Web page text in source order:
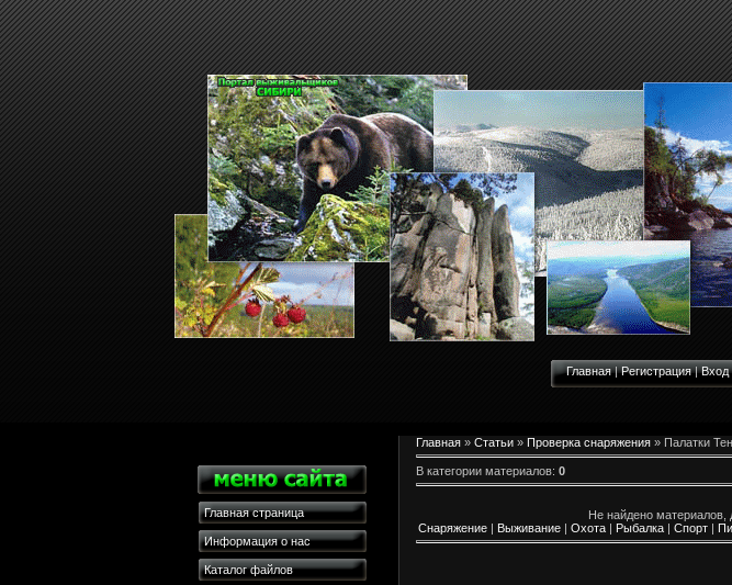
Главная|Регистрация|Вход
Главная страница
Информация о нас
Каталог файлов
Главная» Статьи» Проверка снаряжения» Палатки
В категории материалов: 0
Не найдено материалов,
Снаряжение | Выживание | Охота | Рыбалка | Спорт |